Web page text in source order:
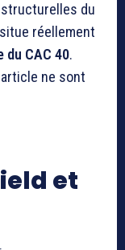
du
réellement
du CAC 40.
ne sont
et